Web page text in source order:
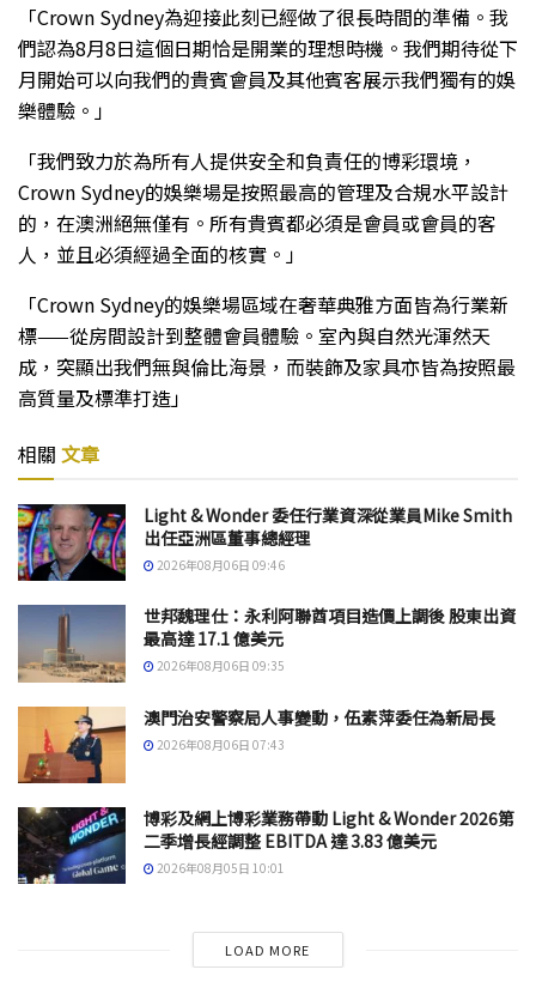
「Crown Sydney為迎接此刻已經做了很長時間的準備。我
們認為8月8日這個日期恰是開業的理想時機。我們期待從下
月開始可以向我們的貴賓會員及其他賓客展示我們獨有的娛
樂體驗。」
「我們致力於為所有人提供安全和負責任的博彩環境，
Crown Sydney的娛樂場是按照最高的管理及合規水平設計
的，在澳洲絕無僅有。所有貴賓都必須是會員或會員的客
人，並且必須經過全面的核實。」
「Crown Sydney的娛樂場區域在奢華典雅方面皆為行業新
標——從房間設計到整體會員體驗。室內與自然光渾然天
成，突顯出我們無與倫比海景，而裝飾及家具亦皆為按照最
高質量及標準打造」
相關 文章
Light & Wonder 委任行業資深從業員Mike Smith
出任亞洲區董事總經理
2026年08月06日 09:46
世邦魏理仕：永利阿聯酋項目造價上調後 股東出資
最高達 17.1 億美元
2026年08月06日 09:35
澳門治安警察局人事變動，伍素萍委任為新局長
2026年08月06日 07:43
博彩及網上博彩業務帶動 Light & Wonder 2026第
二季增長經調整 EBITDA 達 3.83 億美元
2026年08月05日 10:01
LOAD MORE